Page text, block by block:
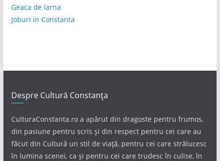
Geaca de iarna
Joburi in Constanta
Despre Cultură Constanța
CulturaConstanta.ro a apărut din dragoste pentru frumos,
din pasiune pentru scris și din respect pentru cei care au
făcut din Cultură un stil de viață, pentru cei care strălucesc
în lumina scenei, ca și pentru cei care trudesc în culise, în